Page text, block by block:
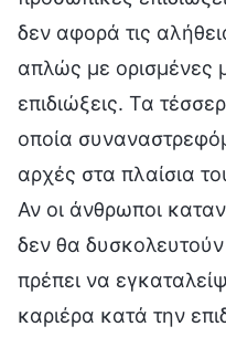
δεν αφορά τις
απλώς με ορισμένες
επιδιώξεις. Τα
οποία
αρχές στα πλαίσια
Αν οι άνθρωποι
δεν θα
πρέπει να
καριέρα κατά την